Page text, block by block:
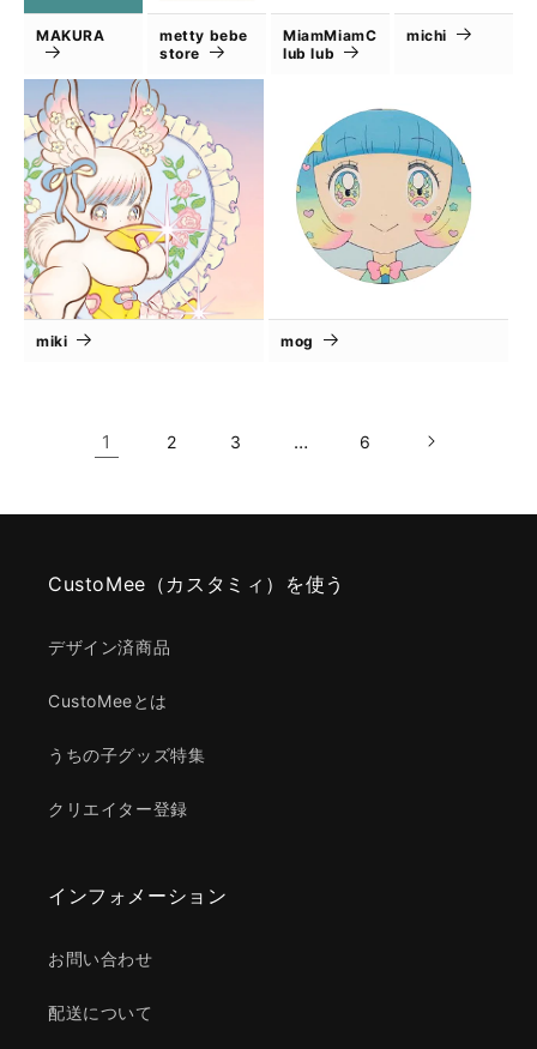
MAKURA
metty bebe
store
MiamMiamC
lub lub
michi
miki mog
1 2 3 … 6
CustoMee（カスタミィ）を使う
デザイン済商品
CustoMeeとは
うちの子グッズ特集
クリエイター登録
インフォメーション
お問い合わせ
配送について